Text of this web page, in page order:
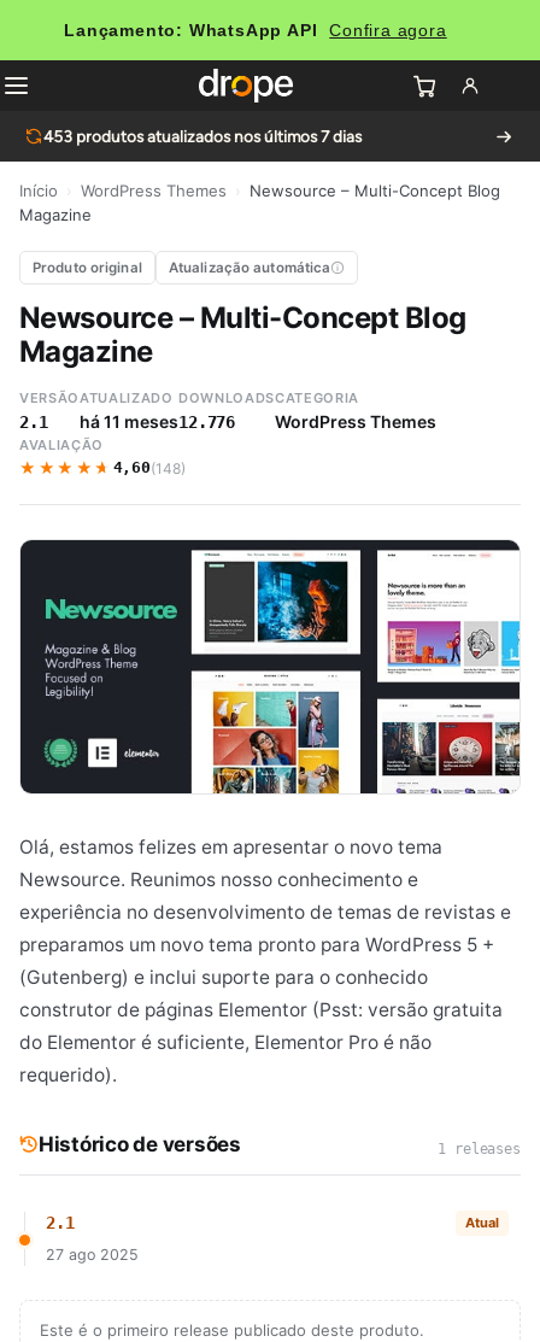
Lançamento: WhatsApp API Confira agora
453 produtos atualizados nos últimos 7 dias
Início WordPress Themes
Newsource – Multi-Concept Blog
Magazine
Produto original Atualização automática
Newsource – Multi-Concept Blog
Magazine
VERSÃO
2.1
ATUALIZADO
há 11 meses
DOWNLOADS
12.776
CATEGORIA
WordPress Themes
AVALIAÇÃO
★★★★★
★★★★★ 4,60(148)
Olá, estamos felizes em apresentar o novo tema
Newsource. Reunimos nosso conhecimento e
experiência no desenvolvimento de temas de revistas e
preparamos um novo tema pronto para WordPress 5 +
(Gutenberg) e inclui suporte para o conhecido
construtor de páginas Elementor (Psst: versão gratuita
do Elementor é suficiente, Elementor Pro é não
requerido).
Histórico de versões 1 releases
2.1 Atual
27 ago 2025
Este é o primeiro release publicado deste produto.